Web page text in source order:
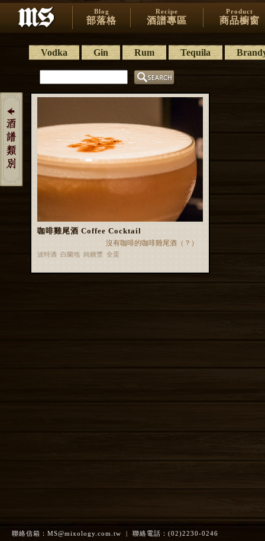
Blog
部落格
Recipe
酒譜專區
Product
商品櫥窗
Vodka Gin Rum Tequila
咖啡雞尾酒 Coffee Cocktail
沒有咖啡的咖啡雞尾酒（？）
波特酒 白蘭地 純糖漿 全蛋
聯絡信箱： MS@mixology.com.tw | 聯絡電話：(02)2230-0246